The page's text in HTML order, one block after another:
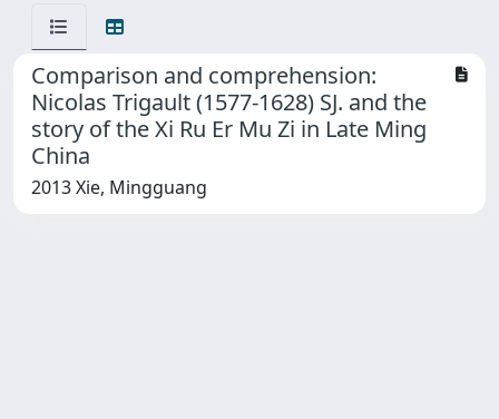
Comparison and comprehension:
Nicolas Trigault (1577-1628) SJ. and the
story of the Xi Ru Er Mu Zi in Late Ming
China
2013 Xie, Mingguang